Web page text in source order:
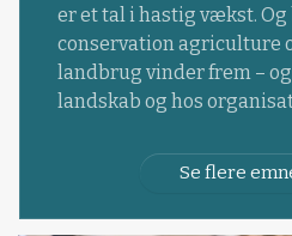
er et tal i hastig vækst. Og
conservation agriculture
landbrug vinder frem –
landskab og hos
Se flere